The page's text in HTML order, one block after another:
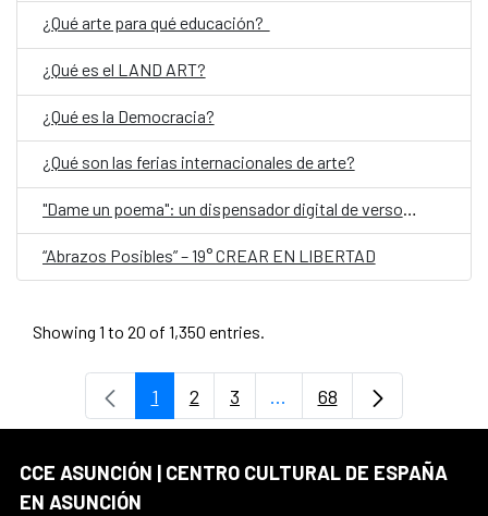
¿Qué arte para qué educación?
¿Qué es el LAND ART?
¿Qué es la Democracia?
¿Qué son las ferias internacionales de arte?
"Dame un poema": un dispensador digital de versos, en el Día Mundial de la Poesía
“Abrazos Posibles” – 19° CREAR EN LIBERTAD
Showing 1 to 20 of 1,350 entries.
Page
1 Page
2 Page
3 ...Intermediate Pages Use
Page
68
CCE ASUNCIÓN | CENTRO CULTURAL DE ESPAÑA
EN ASUNCIÓN